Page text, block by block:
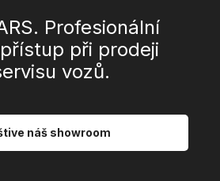
Profesionální
při prodeji
vozů.
náš showroom